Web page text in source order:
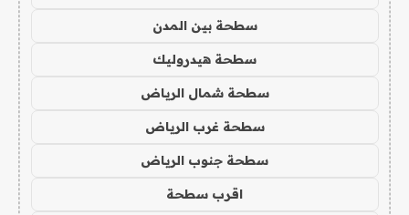
سطحة بين المدن
سطحة هيدروليك
سطحة شمال الرياض
سطحة غرب الرياض
سطحة جنوب الرياض
اقرب سطحة